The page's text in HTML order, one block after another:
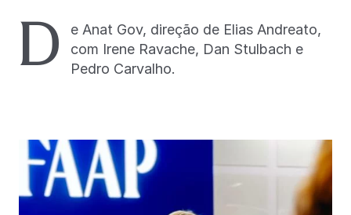
D
e Anat Gov, direção de Elias Andreato,
com Irene Ravache, Dan Stulbach e
Pedro Carvalho.